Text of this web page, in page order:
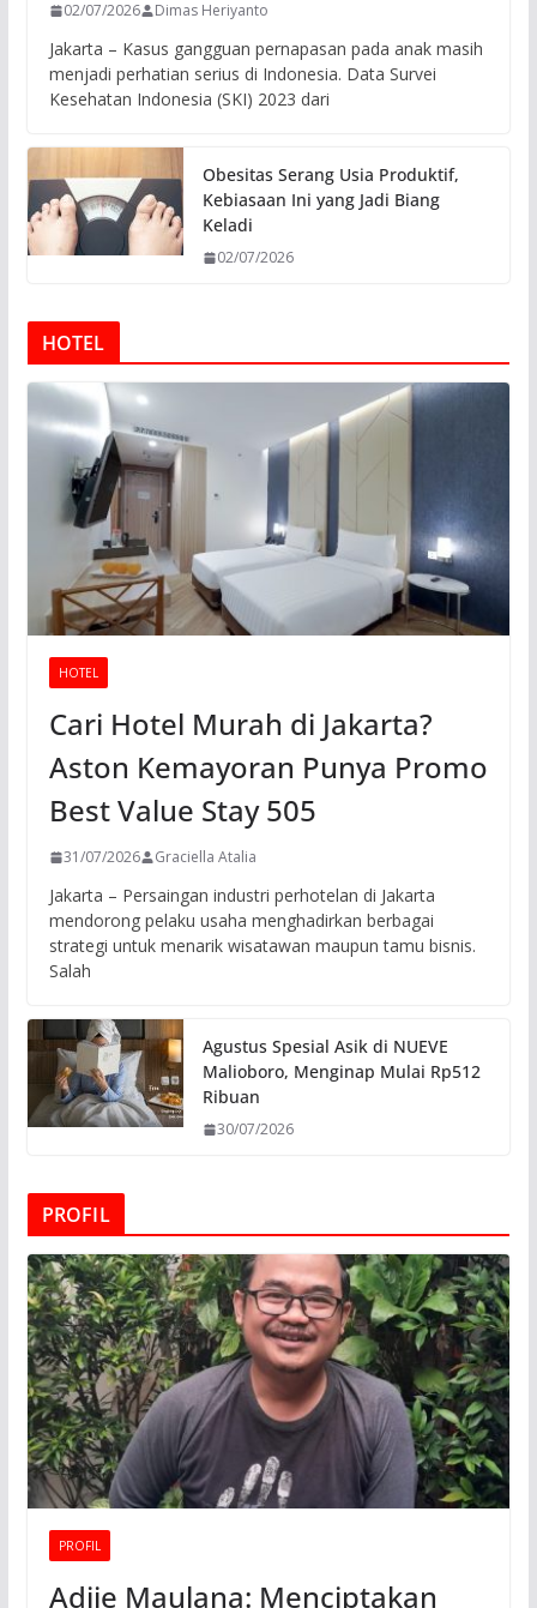
02/07/2026 Dimas Heriyanto
Jakarta – Kasus gangguan pernapasan pada anak masih
menjadi perhatian serius di Indonesia. Data Survei
Kesehatan Indonesia (SKI) 2023 dari
Obesitas Serang Usia Produktif,
Kebiasaan Ini yang Jadi Biang
Keladi
02/07/2026
HOTEL
HOTEL
Cari Hotel Murah di Jakarta?
Aston Kemayoran Punya Promo
Best Value Stay 505
31/07/2026 Graciella Atalia
Jakarta – Persaingan industri perhotelan di Jakarta
mendorong pelaku usaha menghadirkan berbagai
strategi untuk menarik wisatawan maupun tamu bisnis.
Salah
Agustus Spesial Asik di NUEVE
Malioboro, Menginap Mulai Rp512
Ribuan
30/07/2026
PROFIL
PROFIL
Adjie Maulana: Menciptakan